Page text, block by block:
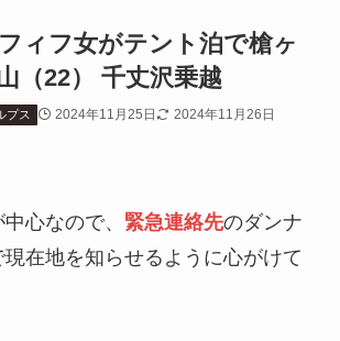
ィフ女がテント泊で槍ヶ
（22） 千丈沢乗越
プス 2024年11月25日 2024年11月26日
心なので、 緊急連絡先のダンナ
在地を知らせるように心がけて